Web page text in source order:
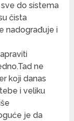
do sistema
čista
nadograđuje i
ne
koji danas
i veliku
je da